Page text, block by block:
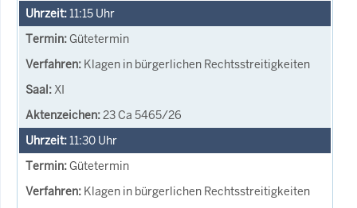
11:15 Uhr
Gütetermin
Klagen in bürgerlichen Rechtsstreitigkeiten
XI
23 Ca 5465/26
11:30 Uhr
Gütetermin
Klagen in bürgerlichen Rechtsstreitigkeiten